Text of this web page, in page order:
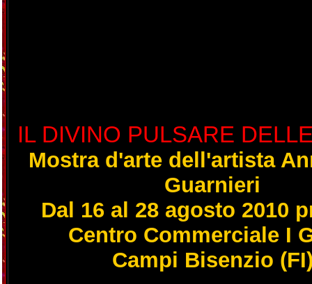
IL DIVINO PULSARE
Mostra d'arte dell'artista
Guarnieri
Dal 16 al 28 agosto 2010
Centro Commerciale I
Campi Bisenzio